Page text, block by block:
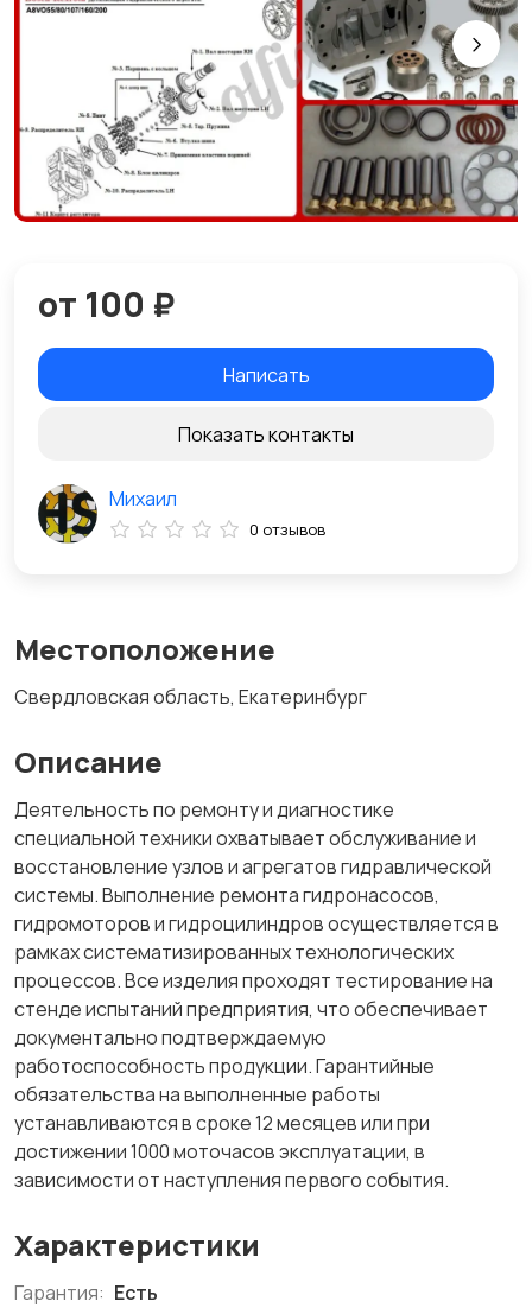
Местоположение
Свердловская область, Екатеринбург
Описание
Деятельность по ремонту и диагностике
специальной техники охватывает обслуживание и
восстановление узлов и агрегатов гидравлической
системы. Выполнение ремонта гидронасосов,
гидромоторов и гидроцилиндров осуществляется в
рамках систематизированных технологических
процессов. Все изделия проходят тестирование на
стенде испытаний предприятия, что обеспечивает
документально подтверждаемую
работоспособность продукции. Гарантийные
обязательства на выполненные работы
устанавливаются в сроке 12 месяцев или при
достижении 1000 моточасов эксплуатации, в
зависимости от наступления первого события.
Характеристики
Гарантия: Есть
от 100 ₽
Написать
Показать контакты
Михаил
0 отзывов